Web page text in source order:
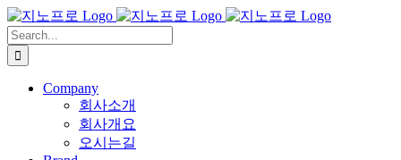
Skip
to
content
Search
for:
Company
회사소개
회사개요
오시는길